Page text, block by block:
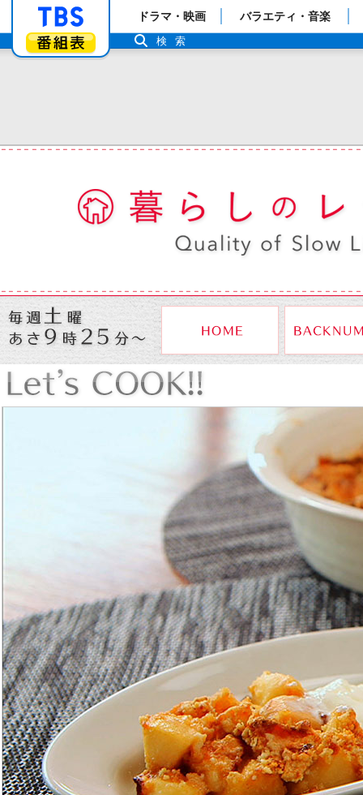
「TBSテレビ」トップページ
番組表
ドラマ・映画 バラエティ・音楽
検索